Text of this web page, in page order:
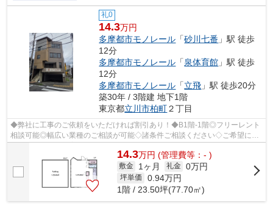
礼0
14.3万円
多摩都市モノレール 「砂川七番 」駅 徒歩
12分
多摩都市モノレール 「泉体育館 」駅 徒歩
12分
多摩都市モノレール 「立飛 」駅 徒歩20分
築30年 / 3階建 地下1階
東京都立川市柏町２丁目
◆弊社に工事のご依頼をいただければ割引あり！◆B1階-1階◎フリーレント
相談可能◎幅広い業種のご相談が可能◇諸条件ご相談ください◇ご希望に合
わせて物件のご提案が可能です◇お気軽にお問...
14.3万円 (管理費等：- )
敷金 1ヶ月 礼金 0万円
坪単価 0.94万円
1階 / 23.50坪(77.70㎡)